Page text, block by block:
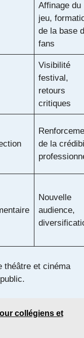
Affinage du
jeu,
de la base
fans
Visibilité
festival,
retours
critiques
de la
Nouvelle
audience,
théâtre et cinéma
collégiens et